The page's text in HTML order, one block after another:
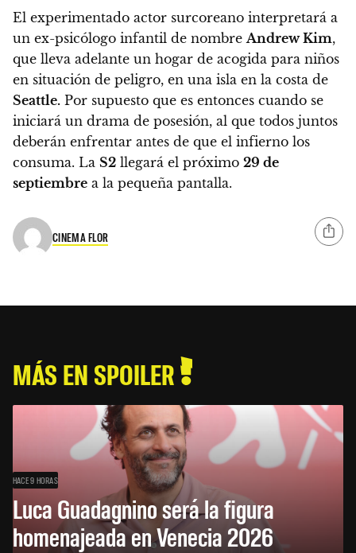
El experimentado actor surcoreano interpretará a
un ex-psicólogo infantil de nombre Andrew Kim,
que lleva adelante un hogar de acogida para niños
en situación de peligro, en una isla en la costa de
Seattle. Por supuesto que es entonces cuando se
iniciará un drama de posesión, al que todos juntos
deberán enfrentar antes de que el infierno los
consuma. La S2 llegará el próximo 29 de
septiembre a la pequeña pantalla.
CINEMA FLOR
MÁS EN SPOILER
HACE 9 HORAS
Luca Guadagnino será la figura
homenajeada en Venecia 2026